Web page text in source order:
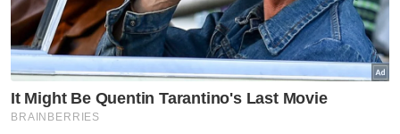
Melaka NS
Seorang wakil MIC bertaraf
Exco akan ditempatkan di
pejabat MB Negeri Sembilan -